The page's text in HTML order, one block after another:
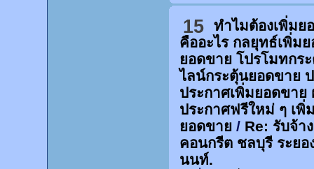
15
ทำไมต้องเพิ่มย
คืออะไร กลยุทธ์เพิ่ม
ยอดขาย โปรโมทกร
ไลน์กระตุ้นยอดขาย
ประกาศเพิ่มยอดขาย
ประกาศฟรีใหม่ ๆ เพิ่
ยอดขาย/ Re: รับจ้า
คอนกรีต ชลบุรี ระย
นนท์.